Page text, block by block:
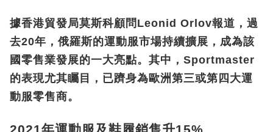
據香港貿發局莫斯科顧問Leonid Orlov報道，過
去20年，俄羅斯的運動服市場持續擴展，成為該
國零售業發展的一大亮點。其中，Sportmaster
的表現尤其矚目，已躋身為歐洲第三或第四大運
動服零售商。